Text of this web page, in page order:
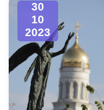
30
10
2023